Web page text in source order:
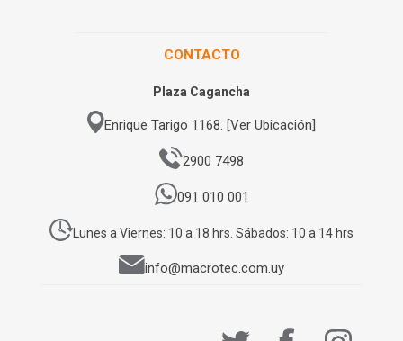
CONTACTO
Plaza Cagancha
Enrique Tarigo 1168. [Ver Ubicación]
2900 7498
091 010 001
Lunes a Viernes: 10 a 18 hrs. Sábados: 10 a 14 hrs
info@macrotec.com.uy